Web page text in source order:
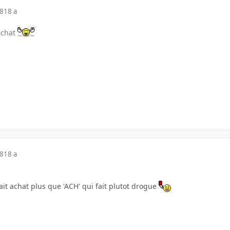
18 a
18 a
achat plus que 'ACH' qui fait plutot drogue